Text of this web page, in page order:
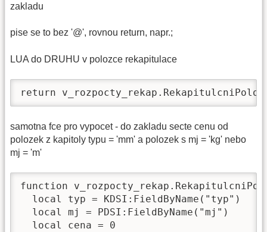
zakladu
pise se to bez '@', rovnou return, napr.;
LUA do DRUHU v polozce rekapitulace
return
samotna fce pro vypocet - do zakladu secte cenu od
polozek z kapitoly typu = 'mm' a polozek s mj = 'kg' nebo
mj = 'm'
function
  local typ = KDSI:FieldByName("typ")
  local mj = PDSI:FieldByName("mj")
  local cena = 0